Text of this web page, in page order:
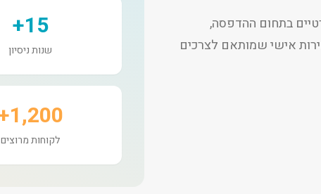
בתחום ההדפסה,
אישי שמותאם לצרכים
15+
שנות ניסיון
1,200+
לקוחות מרוצים